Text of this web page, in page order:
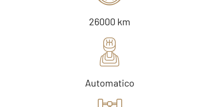
26000 km
Automatico